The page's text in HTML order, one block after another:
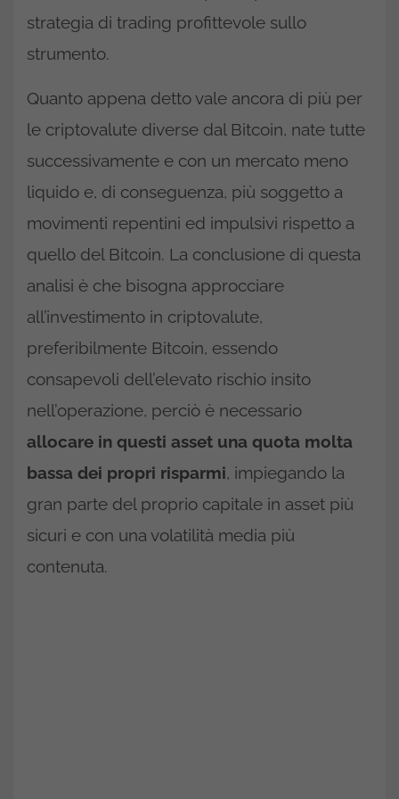
strategia di trading profittevole sullo
strumento.
Quanto appena detto vale ancora di più per
le criptovalute diverse dal Bitcoin, nate tutte
successivamente e con un mercato meno
liquido e, di conseguenza, più soggetto a
movimenti repentini ed impulsivi rispetto a
quello del Bitcoin. La conclusione di questa
analisi è che bisogna approcciare
all’investimento in criptovalute,
preferibilmente Bitcoin, essendo
consapevoli dell’elevato rischio insito
nell’operazione, perciò è necessario
allocare in questi asset una quota molta
bassa dei propri risparmi, impiegando la
gran parte del proprio capitale in asset più
sicuri e con una volatilità media più
contenuta.